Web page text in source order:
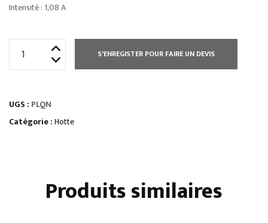
Intensité : 1,08 A
CHOC
S'ENREGISTER POUR FAIRE UN DEVIS
UGS : PLQN
Catégorie :Hotte
Produits similaires